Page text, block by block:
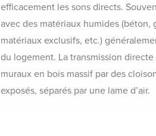
efficacement les sons directs.
avec des matériaux humides (béton,
matériaux exclusifs, etc.)
du logement. La transmission
muraux en bois massif par des
exposés, séparés par une lame d’air.